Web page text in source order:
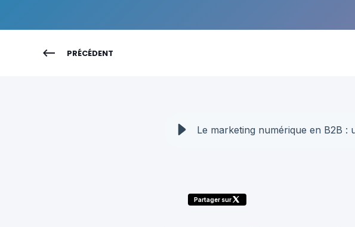
PRÉCÉDENT
Le marketing numérique en B2B :
Partager sur